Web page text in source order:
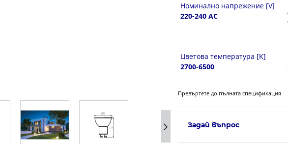
Номинално напрежение [V]
220-240 AC
Цветова температура [K]
2700-6500
Превъртете до пълната спецификация
Задай въпрос